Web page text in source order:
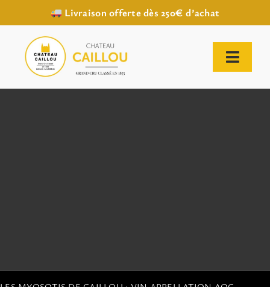
Livraison offerte dès 250€ d’achat
contenu